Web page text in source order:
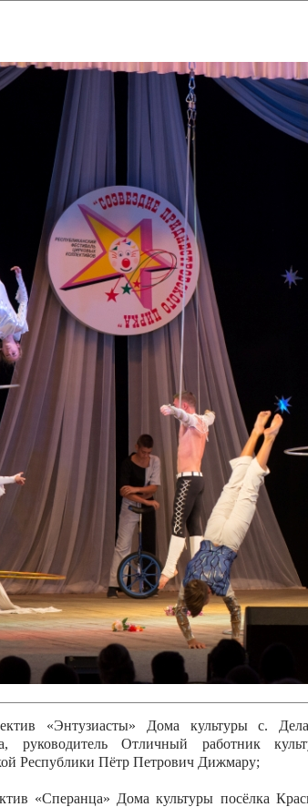
Дворец
Новости Афиша
ГКЦ "ДВОРЕЦ
фестиваля
"Созвездие
цирка"
коллектив «Ровесник» Дом
Рогожинер Светлана Георгиевна
коллектив «Шари-вари» МУ
г.Бендеры, руководители Отличные
Молдавской Республики Алёна
«Энтузиасты» Дома культуры с.
руководитель Отличный работник
Республики Пётр Петрович Дижмару;
«Сперанца» Дома культуры посёлка